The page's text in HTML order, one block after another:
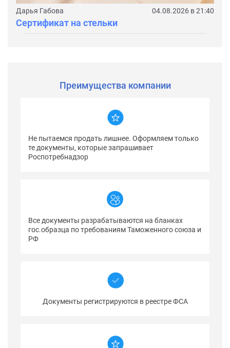
Дарья Габова 04.08.2026 в 21:40
Сертификат на стельки
Преимущества компании
Не пытаемся продать лишнее. Оформляем только
те документы, которые запрашивает
Роспотребнадзор
Все документы разрабатываются на бланках
гос.образца по требованиям Таможенного союза и
РФ
Документы регистрируются в реестре ФСА